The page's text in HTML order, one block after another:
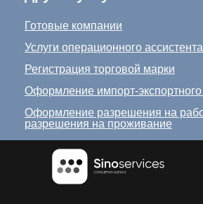
Готовые компании
Регистрация торговой марки
Услуги операционного
Оформление импорт-
Оформление разрешения на
разрешения на проживание